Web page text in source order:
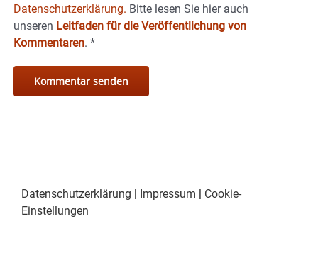
Datenschutzerklärung. Bitte lesen Sie hier auch
unseren Leitfaden für die Veröffentlichung von
Kommentaren. *
Datenschutzerklärung Impressum
Cookie-
Einstellungen